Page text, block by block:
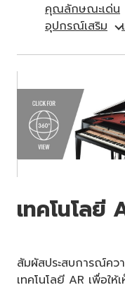
คุณลักษณะเด่น
อุปกรณ์เสริม
เทคโนโลยี
สัมผัสประสบการณ์คว
เทคโนโลยี AR เพื่อใ